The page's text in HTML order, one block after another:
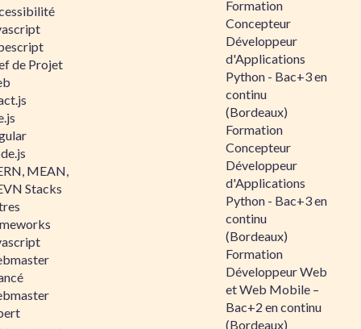
de Projet
MEAN,
Stacks
Formation
Concepteur
Développeur
d'Applications
Python - Bac+3 en
continu
(Bordeaux)
Formation
Concepteur
Développeur
d'Applications
Python - Bac+3 en
continu
(Bordeaux)
Formation
Développeur Web
et Web Mobile –
Bac+2 en continu
(Bordeaux)